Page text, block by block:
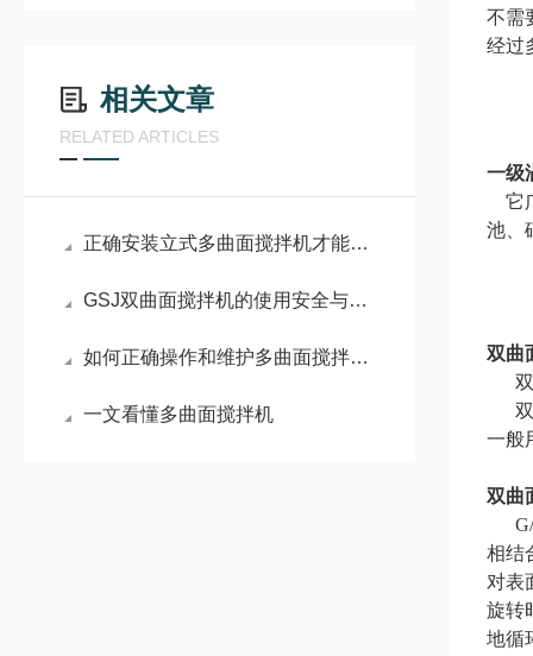
相关文章
RELATED ARTICLES
正确安装立式多曲面搅拌机才能在工作中获得理想的搅拌效果
GSJ双曲面搅拌机的使用安全与注意事项
如何正确操作和维护多曲面搅拌机以确保其长期稳定运行？
一文看懂多曲面搅拌机
不需
经过
一级
它
池、
双曲
一般
双曲
G/
相结
对表
旋转
地循